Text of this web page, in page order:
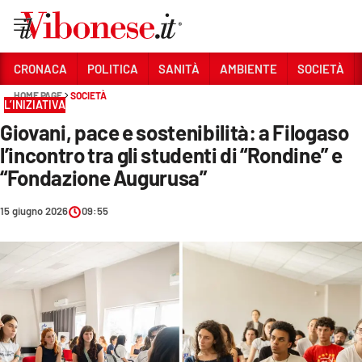
Sezioni
CRONACA
POLITICA
SOCIETÀ
CULTURA
ECONOMIA E LAVORO
CRONACA POLITICA SANITÀ AMBIENTE SOCIETÀ
HOME PAGE SOCIETÀ
L’INIZIATIVA
Giovani, pace e sostenibilità: a Filogaso
l’incontro tra gli studenti di “Rondine” e
“Fondazione Augurusa”
15 giugno 2026 09:55